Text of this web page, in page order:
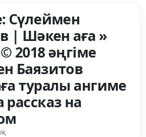
Сүлеймен
| Шәкен аға »
2018 әңгіме
Баязитов
туралы ангиме
на